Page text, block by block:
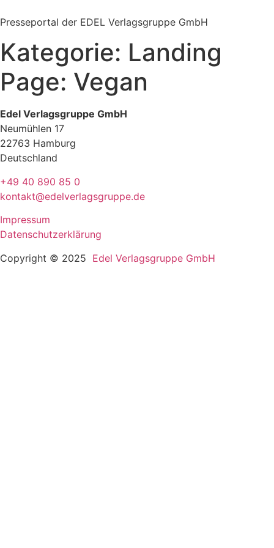
Inhalt
Presseportal der EDEL Verlagsgruppe GmbH
Kategorie: Landing
Page: Vegan
Edel Verlagsgruppe GmbH
Neumühlen 17
22763 Hamburg
Deutschland
+49 40 890 85 0
kontakt@edelverlagsgruppe.de
Impressum
Datenschutzerklärung
Copyright © 2025 Edel Verlagsgruppe GmbH